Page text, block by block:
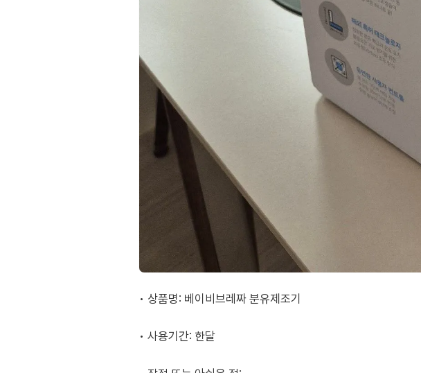
• 상품명: 베이비브레짜 분유제조기
• 사용기간: 한달